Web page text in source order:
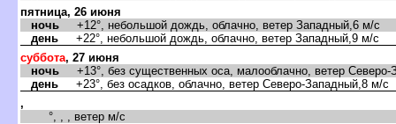
пятница, 26 июня
ночь +12°, небольшой дождь, облачно, ветер Западный,6 м/с
день +22°, небольшой дождь, облачно, ветер Западный,9 м/с
суббота, 27 июня
ночь +13°, без существенных оса, малооблачно, ветер Северо-
день +23°, без осадков, облачно, ветер Северо-Западный,8 м/с
,
°, , , ветер м/с